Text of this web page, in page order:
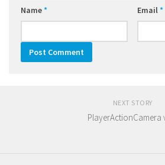
Name* Email*
NEXT STORY
PlayerActionCamera